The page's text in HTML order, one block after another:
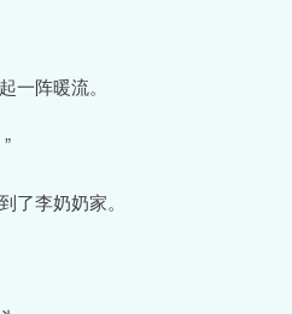
一阵暖流。
了李奶奶家。